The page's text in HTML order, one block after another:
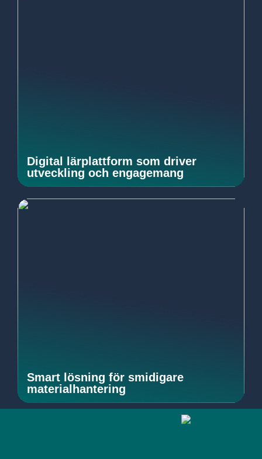
Digital lärplattform som driver
utveckling och engagemang
Smart lösning för smidigare
materialhantering